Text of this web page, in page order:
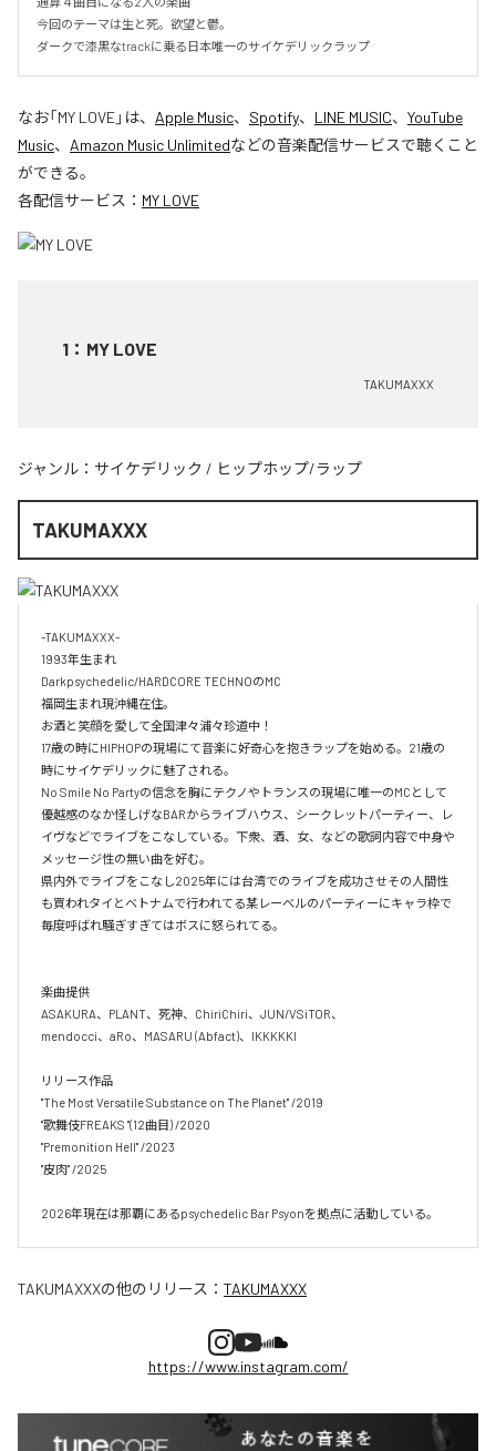
今回のテーマは生と死。欲望と鬱。
ダークで漆黒なtrackに乗る日本唯一のサイケデリックラップ
なお「MY LOVE」は、 Apple Music、 Spotify、 LINE MUSIC、 YouTube
Music、 Amazon Music Unlimitedなどの音楽配信サービスで聴くこと
ができる。
各配信サービス： MY LOVE
1 ： MY LOVE
TAKUMAXXX
ジャンル： サイケデリック / ヒップホップ/ラップ
TAKUMAXXX
-TAKUMAXXX-
1993年生まれ
Darkpsychedelic/HARDCORE TECHNOのMC
福岡生まれ現沖縄在住。
お酒と笑顔を愛して全国津々浦々珍道中！
17歳の時にHIPHOPの現場にて音楽に好奇心を抱きラップを始める。21歳の
時にサイケデリックに魅了される。
No Smile No Partyの信念を胸にテクノやトランスの現場に唯一のMCとして
優越感のなか怪しげなBARからライブハウス、シークレットパーティー、レ
イヴなどでライブをこなしている。下衆、酒、女、などの歌詞内容で中身や
メッセージ性の無い曲を好む。
県内外でライブをこなし2025年には台湾でのライブを成功させその人間性
も買われタイとベトナムで行われてる某レーベルのパーティーにキャラ枠で
毎度呼ばれ騒ぎすぎてはボスに怒られてる。
楽曲提供
ASAKURA、PLANT、死神、ChiriChiri、JUN/VSiTOR、
mendocci、aRo、MASARU (Abfact)、IKKKKKI
リリース作品
"The Most Versatile Substance on The Planet" /2019
"歌舞伎FREAKS "(12曲目) /2020
"Premonition Hell" /2023
"皮肉" /2025
2026年現在は那覇にあるpsychedelic Bar Psyonを拠点に活動している。
TAKUMAXXXの他のリリース： TAKUMAXXX
https://www.instagram.com/